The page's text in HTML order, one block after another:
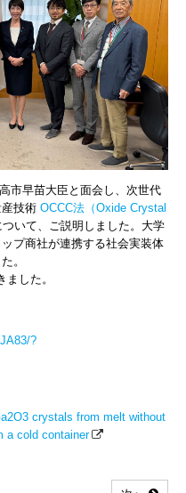
市早苗大臣と面会し、次世代
技術 OCCC法（Oxide Crystal
ついて、ご説明しました。大学
プ商社が連携する社会実装体
。
した。
?
crystals from melt without
a cold container